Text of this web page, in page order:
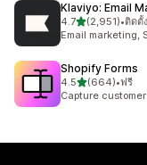
Klaviyo: Email
4.7เต็ม 5 ดาว
(2,951)
ทั้งหมด 2951 รีวิว
•ติดตั้
Email marketing,
Shopify Forms
4.5เต็ม 5 ดาว
(664)
ทั้งหมด 664 รีวิว
•ฟรี
Capture